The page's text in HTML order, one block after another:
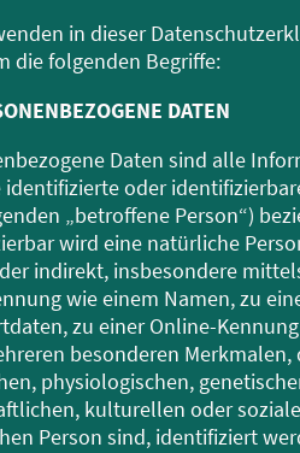
in dieser
die folgenden Begriffe:
DATEN
Daten sind alle
identifizierte oder
„betroffene Person“)
wird eine natürliche
indirekt, insbesondere
wie einem Namen, zu
zu einer Online-
besonderen Merkmalen,
physiologischen,
kulturellen oder
Person sind, identifiziert